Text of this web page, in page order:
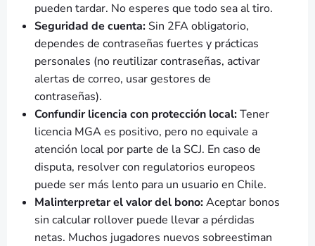
pueden tardar. No esperes que todo sea al tiro.
Seguridad de cuenta: Sin 2FA obligatorio,
dependes de contraseñas fuertes y prácticas
personales (no reutilizar contraseñas, activar
alertas de correo, usar gestores de
contraseñas).
Confundir licencia con protección local:Tener
licencia MGA es positivo, pero no equivale a
atención local por parte de la SCJ. En caso de
disputa, resolver con regulatorios europeos
puede ser más lento para un usuario en Chile.
Malinterpretar el valor del bono:Aceptar bonos
sin calcular rollover puede llevar a pérdidas
netas. Muchos jugadores nuevos sobreestiman